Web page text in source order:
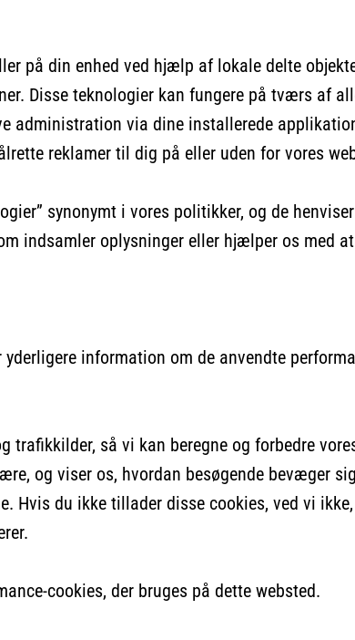
på din enhed ved hjælp af lokale delte
Disse teknologier kan fungere på tværs af
via dine installerede
reklamer til dig på eller uden for vores
synonymt i vores politikker, og de
indsamler oplysninger eller hjælper os med
information om de anvendte
trafikkilder, så vi kan beregne og forbedre
og viser os, hvordan besøgende bevæger
Hvis du ikke tillader disse cookies, ved vi
cookies, der bruges på dette websted.